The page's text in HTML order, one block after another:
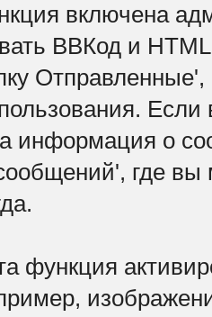
включена
ВВКод и
информация о
где вы
функция